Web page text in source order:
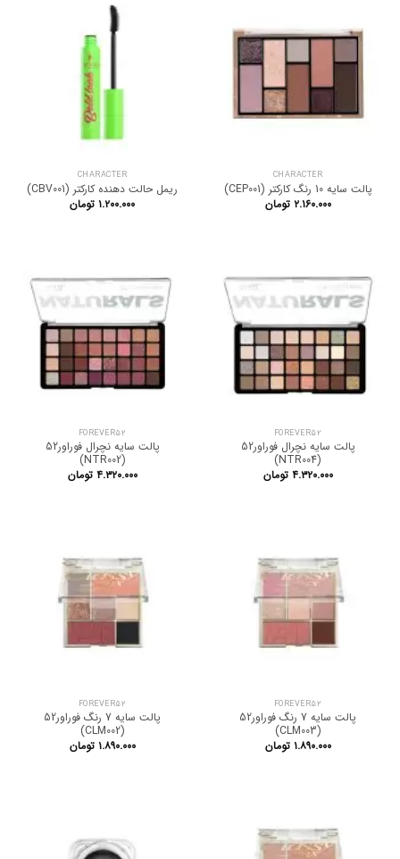
CHARACTER
پالت سایه 10 رنگ کارکتر (CEP001)
۲.۱۶۰.۰۰۰ تومان
CHARACTER
ریمل حالت دهنده کارکتر (CBV001)
۱.۲۰۰.۰۰۰ تومان
FOREVER52
پالت سایه نچرال فوراور52
(NTR004)
۴.۳۲۰.۰۰۰ تومان
FOREVER52
پالت سایه نچرال فوراور52
(NTR002)
۴.۳۲۰.۰۰۰ تومان
FOREVER52
پالت سایه 7 رنگ فوراور52
(CLM003)
۱.۸۹۰.۰۰۰ تومان
FOREVER52
پالت سایه 7 رنگ فوراور52
(CLM002)
۱.۸۹۰.۰۰۰ تومان